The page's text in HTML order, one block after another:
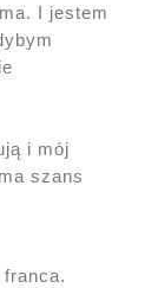
I jestem
i mój
szans